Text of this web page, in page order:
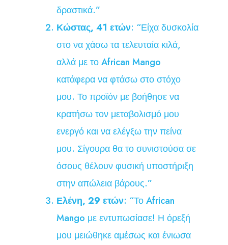
δραστικά.”
Κώστας, 41 ετών: “Είχα δυσκολία
στο να χάσω τα τελευταία κιλά,
αλλά με το African Mango
κατάφερα να φτάσω στο στόχο
μου. Το προϊόν με βοήθησε να
κρατήσω τον μεταβολισμό μου
ενεργό και να ελέγξω την πείνα
μου. Σίγουρα θα το συνιστούσα σε
όσους θέλουν φυσική υποστήριξη
στην απώλεια βάρους.”
Ελένη, 29 ετών: “Το African
Mango με εντυπωσίασε! Η όρεξή
μου μειώθηκε αμέσως και ένιωσα